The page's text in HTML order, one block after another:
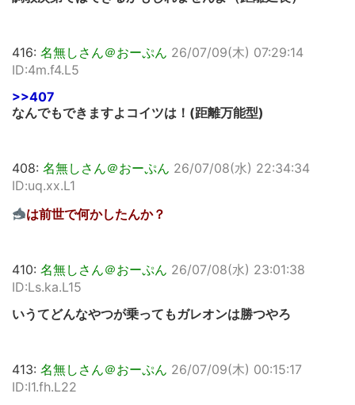
416: 名無しさん＠おーぷん 26/07/09(木) 07:29:14
ID:4m.f4.L5
>>407
なんでもできますよコイツは！(距離万能型)
408: 名無しさん＠おーぷん 26/07/08(水) 22:34:34
ID:uq.xx.L1
は前世で何かしたんか？
410: 名無しさん＠おーぷん 26/07/08(水) 23:01:38
ID:Ls.ka.L15
いうてどんなやつが乗ってもガレオンは勝つやろ
413: 名無しさん＠おーぷん 26/07/09(木) 00:15:17
ID:I1.fh.L22